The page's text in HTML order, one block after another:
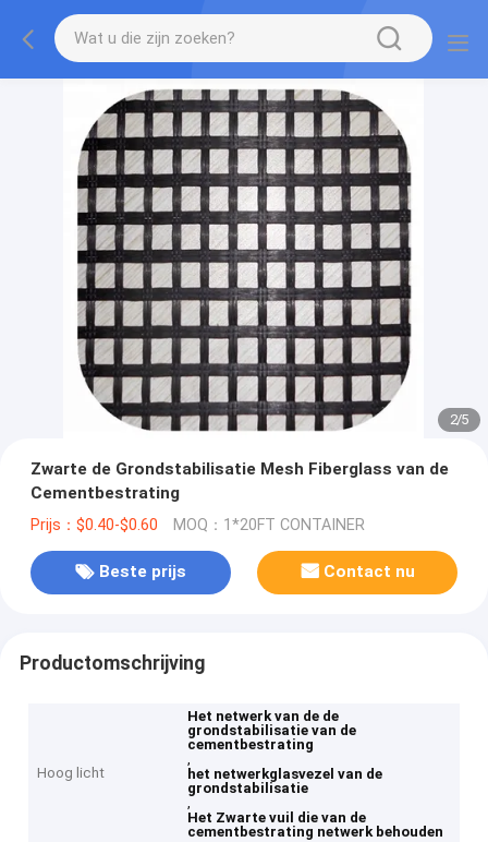
2/5
Zwarte de Grondstabilisatie Mesh Fiberglass van de
Cementbestrating
Prijs：$0.40-$0.60 MOQ：1*20FT CONTAINER
Beste prijs Contact nu
Productomschrijving
Hoog licht
Het netwerk van de de
grondstabilisatie van de
cementbestrating
,
het netwerkglasvezel van de
grondstabilisatie
,
Het Zwarte vuil die van de
cementbestrating netwerk behouden